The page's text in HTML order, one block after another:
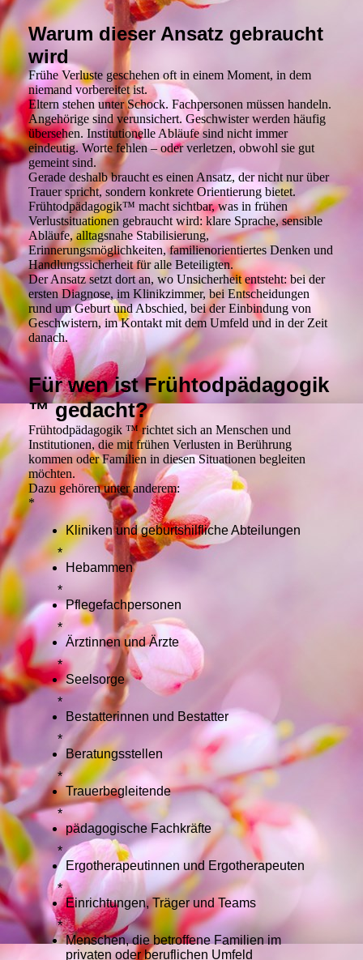
Warum dieser Ansatz gebraucht
wird
Frühe Verluste geschehen oft in einem Moment, in dem
niemand vorbereitet ist.
Eltern stehen unter Schock. Fachpersonen müssen handeln.
Angehörige sind verunsichert. Geschwister werden häufig
übersehen. Institutionelle Abläufe sind nicht immer
eindeutig. Worte fehlen – oder verletzen, obwohl sie gut
gemeint sind.
Gerade deshalb braucht es einen Ansatz, der nicht nur über
Trauer spricht, sondern konkrete Orientierung bietet.
Frühtodpädagogik™ macht sichtbar, was in frühen
Verlustsituationen gebraucht wird: klare Sprache, sensible
Abläufe, alltagsnahe Stabilisierung,
Erinnerungsmöglichkeiten, familienorientiertes Denken und
Handlungssicherheit für alle Beteiligten.
Der Ansatz setzt dort an, wo Unsicherheit entsteht: bei der
ersten Diagnose, im Klinikzimmer, bei Entscheidungen
rund um Geburt und Abschied, bei der Einbindung von
Geschwistern, im Kontakt mit dem Umfeld und in der Zeit
danach.
Für wen ist Frühtodpädagogik
™ gedacht?
Frühtodpädagogik ™ richtet sich an Menschen und
Institutionen, die mit frühen Verlusten in Berührung
kommen oder Familien in diesen Situationen begleiten
möchten.
Dazu gehören unter anderem:
*
Kliniken und geburtshilfliche Abteilungen
*
Hebammen
*
Pflegefachpersonen
*
Ärztinnen und Ärzte
*
Seelsorge
*
Bestatterinnen und Bestatter
*
Beratungsstellen
*
Trauerbegleitende
*
pädagogische Fachkräfte
*
Ergotherapeutinnen und Ergotherapeuten
*
Einrichtungen, Träger und Teams
*
Menschen, die betroffene Familien im
privaten oder beruflichen Umfeld